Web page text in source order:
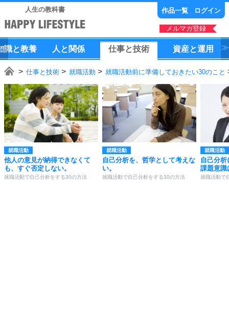
人生の教科書 作品一覧 ログイン
メルマガ登録
識と教養 人 と 関係 仕事と技術 資産と運用
仕事と技術 就職活動 就職活動前に準備しておきたい30のこと
就職活動
他人の意見が納得できなくて
も、すぐ否定しない。
就職活動で自己分析をする30の方法
就職活動
自己分析を、哲学として考えな
い。
就職活動で自己分析をする30の方法
就職活動
自己分
課題意識
就職活動で